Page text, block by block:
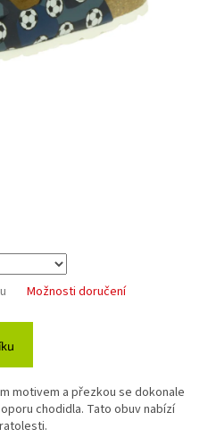
Možnosti doručení
motivem a přezkou se dokonale
chodidla. Tato obuv nabízí